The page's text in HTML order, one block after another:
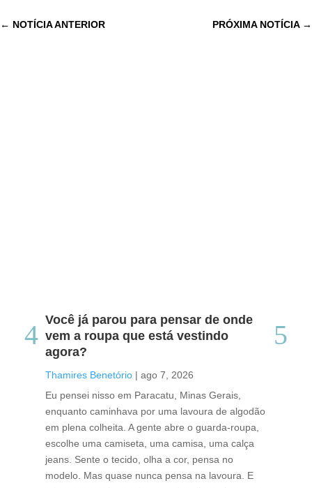
← NOTÍCIA ANTERIOR PRÓXIMA NOTÍCIA→
Você já parou para pensar de onde
vem a roupa que está vestindo
agora?
Thamires Benetório | ago 7, 2026
Eu pensei nisso em Paracatu, Minas Gerais,
enquanto caminhava por uma lavoura de algodão
em plena colheita. A gente abre o guarda-roupa,
escolhe uma camiseta, uma camisa, uma calça
jeans. Sente o tecido, olha a cor, pensa no
modelo. Mas quase nunca pensa na lavoura. E